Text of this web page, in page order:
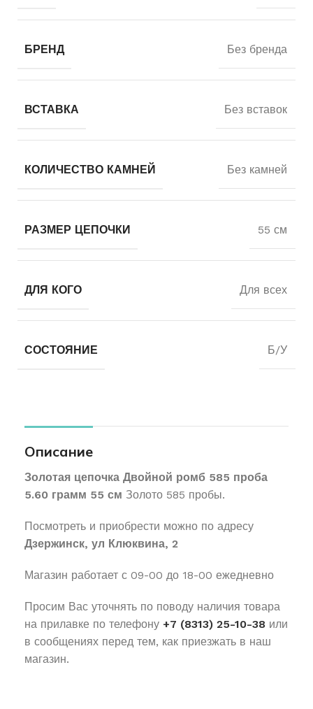
БРЕНД Без бренда
ВСТАВКА Без вставок
КОЛИЧЕСТВО КАМНЕЙ Без камней
РАЗМЕР ЦЕПОЧКИ 55 см
ДЛЯ КОГО Для всех
СОСТОЯНИЕ Б/У
Описание
Золотая цепочка Двойной ромб 585 проба
5.60 грамм 55 см Золото 585 пробы.
Посмотреть и приобрести можно по адресу
Дзержинск, ул Клюквина, 2
Магазин работает с 09-00 до 18-00 ежедневно
Просим Вас уточнять по поводу наличия товара
на прилавке по телефону +7 (8313) 25-10-38 или
в сообщениях перед тем, как приезжать в наш
магазин.